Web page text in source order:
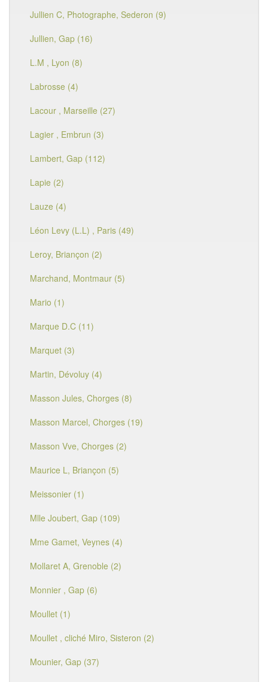
Jullien C, Photographe, Sederon (9)
Jullien, Gap (16)
L.M , Lyon (8)
Labrosse (4)
Lacour , Marseille (27)
Lagier , Embrun (3)
Lambert, Gap (112)
Lapie (2)
Lauze (4)
Léon Levy (L.L) , Paris (49)
Leroy, Briançon (2)
Marchand, Montmaur (5)
Mario (1)
Marque D.C (11)
Marquet (3)
Martin, Dévoluy (4)
Masson Jules, Chorges (8)
Masson Marcel, Chorges (19)
Masson Vve, Chorges (2)
Maurice L, Briançon (5)
Meissonier (1)
Mlle Joubert, Gap (109)
Mme Gamet, Veynes (4)
Mollaret A, Grenoble (2)
Monnier , Gap (6)
Moullet (1)
Moullet , cliché Miro, Sisteron (2)
Mounier, Gap (37)